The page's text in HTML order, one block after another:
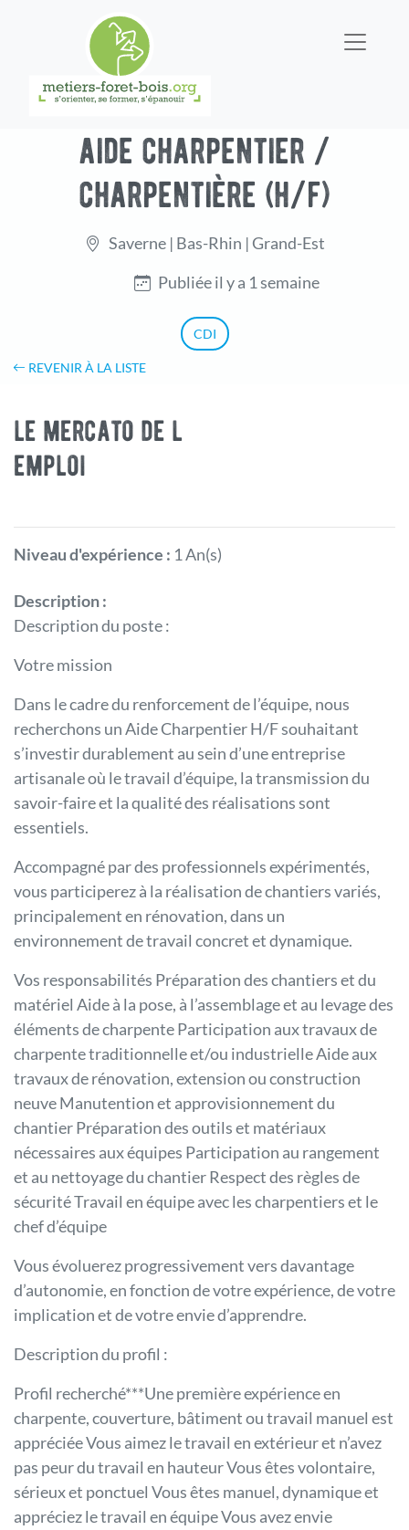
aide charpentier /
charpentière (h/f)
Saverne | Bas-Rhin | Grand-Est
Publiée il y a 1 semaine
CDI
REVENIR À LA LISTE
le mercato de l
emploi
Niveau d'expérience : 1 An(s)
Description :
Description du poste :
Votre mission
Dans le cadre du renforcement de l’équipe, nous
recherchons un Aide Charpentier H/F souhaitant
s’investir durablement au sein d’une entreprise
artisanale où le travail d’équipe, la transmission du
savoir-faire et la qualité des réalisations sont
essentiels.
Accompagné par des professionnels expérimentés,
vous participerez à la réalisation de chantiers variés,
principalement en rénovation, dans un
environnement de travail concret et dynamique.
Vos responsabilités Préparation des chantiers et du
matériel Aide à la pose, à l’assemblage et au levage des
éléments de charpente Participation aux travaux de
charpente traditionnelle et/ou industrielle Aide aux
travaux de rénovation, extension ou construction
neuve Manutention et approvisionnement du
chantier Préparation des outils et matériaux
nécessaires aux équipes Participation au rangement
et au nettoyage du chantier Respect des règles de
sécurité Travail en équipe avec les charpentiers et le
chef d’équipe
Vous évoluerez progressivement vers davantage
d’autonomie, en fonction de votre expérience, de votre
implication et de votre envie d’apprendre.
Description du profil :
Profil recherché***Une première expérience en
charpente, couverture, bâtiment ou travail manuel est
appréciée Vous aimez le travail en extérieur et n’avez
pas peur du travail en hauteur Vous êtes volontaire,
sérieux et ponctuel Vous êtes manuel, dynamique et
appréciez le travail en équipe Vous avez envie